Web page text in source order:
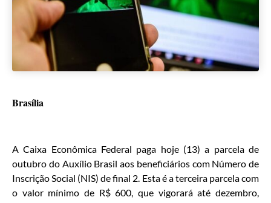
Brasília
A Caixa Econômica Federal paga hoje (13) a parcela de
outubro do Auxílio Brasil aos beneficiários com Número de
Inscrição Social (NIS) de final 2. Esta é a terceira parcela com
o valor mínimo de R$ 600, que vigorará até dezembro,